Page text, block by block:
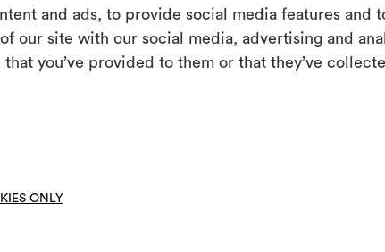
and ads, to provide social media features and
our site with our social media, advertising and
you’ve provided to them or that they’ve
ONLY
nicht möglich
Rückseite bügeln
ohne Wasser, mit reduzierter mechanischer
bei der Wäsche die Verwendung eines Wasch-
Ein
Leben
Um